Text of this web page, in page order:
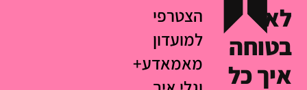
לא
בטוחה
איך כל
הצטרפי
למועדון
מאמאדע+